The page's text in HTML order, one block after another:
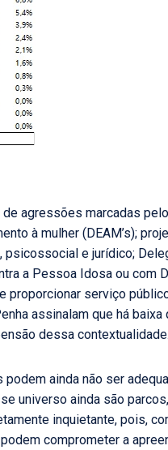
agressões marcadas pelo
à mulher (DEAM’s);
psicossocial e jurídico;
a Pessoa Idosa ou com
proporcionar serviço
assinalam que há baixa
dessa contextualidade.
ainda não ser
universo ainda são
inquietante, pois,
comprometer a